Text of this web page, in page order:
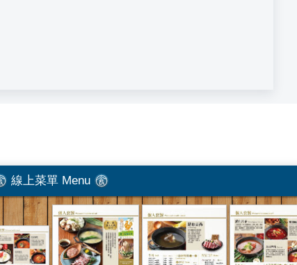
線上菜單 Menu